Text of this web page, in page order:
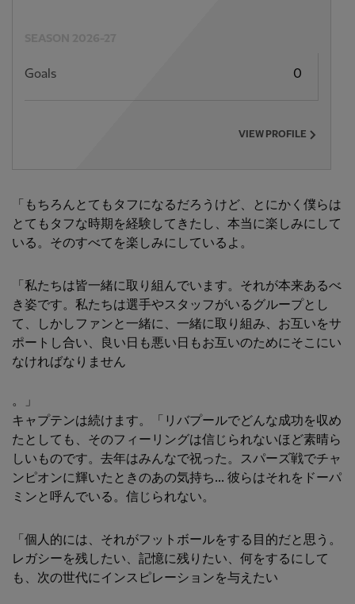
Goals 0
VIEW PROFILE
「もちろんとてもタフになるだろうけど、とにかく僕らは
とてもタフな時期を経験してきたし、本当に楽しみにして
いる。そのすべてを楽しみにしているよ。
「私たちは皆一緒に取り組んでいます。それが本来あるべ
き姿です。私たちは選手やスタッフがいるグループとし
て、しかしファンと一緒に、一緒に取り組み、お互いをサ
ポートし合い、良い日も悪い日もお互いのためにそこにい
なければなりません
。」
キャプテンは続けます。「リバプールでどんな成功を収め
たとしても、そのフィーリングは信じられないほど素晴ら
しいものです。去年はみんなで祝った。スパーズ戦でチャ
ンピオンに輝いたときのあの気持ち... 彼らはそれをドーパ
ミンと呼んでいる。信じられない。
「個人的には、それがフットボールをする目的だと思う。
レガシーを残したい、記憶に残りたい、何をするにして
も、次の世代にインスピレーションを与えたい